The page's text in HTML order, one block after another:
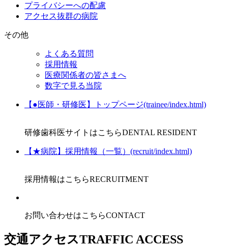
プライバシーへの配慮
アクセス抜群の病院
その他
よくある質問
採用情報
医療関係者の皆さまへ
数字で見る当院
【●医師・研修医】トップページ(trainee/index.html)
研修歯科医サイトはこちらDENTAL RESIDENT
【★病院】採用情報（一覧）(recruit/index.html)
採用情報はこちらRECRUITMENT
お問い合わせはこちらCONTACT
交通アクセスTRAFFIC ACCESS